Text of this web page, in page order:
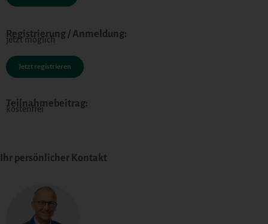
Registrierung / Anmeldung:
jetzt möglich
Jetzt registrieren
Teilnahmebeitrag:
kostenfrei
Ihr persönlicher Kontakt